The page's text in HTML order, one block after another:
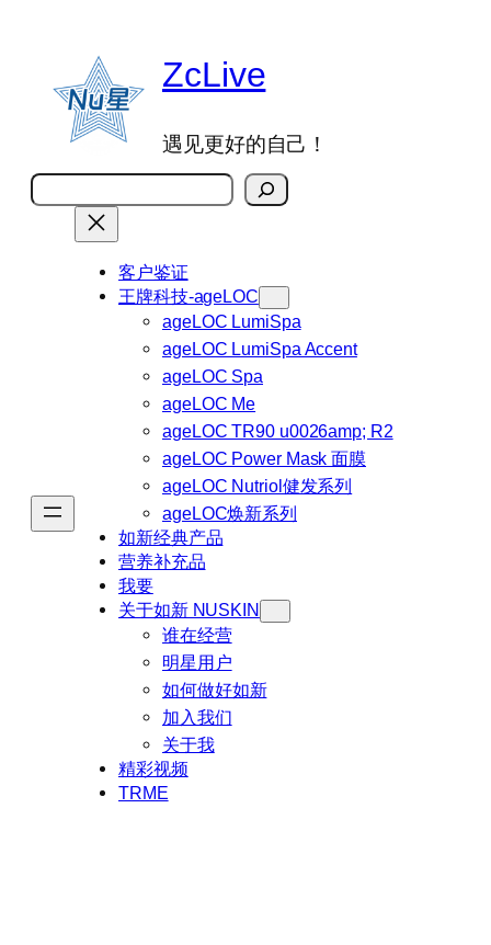
ZcLive
遇见更好的自己！
搜
索
客户鉴证
王牌科技-ageLOC
ageLOC LumiSpa
ageLOC LumiSpa Accent
ageLOC Spa
ageLOC Me
ageLOC TR90 u0026amp; R2
ageLOC Power Mask 面膜
ageLOC Nutriol健发系列
ageLOC焕新系列
如新经典产品
营养补充品
我要
关于如新 NUSKIN
谁在经营
明星用户
如何做好如新
加入我们
关于我
精彩视频
TRME